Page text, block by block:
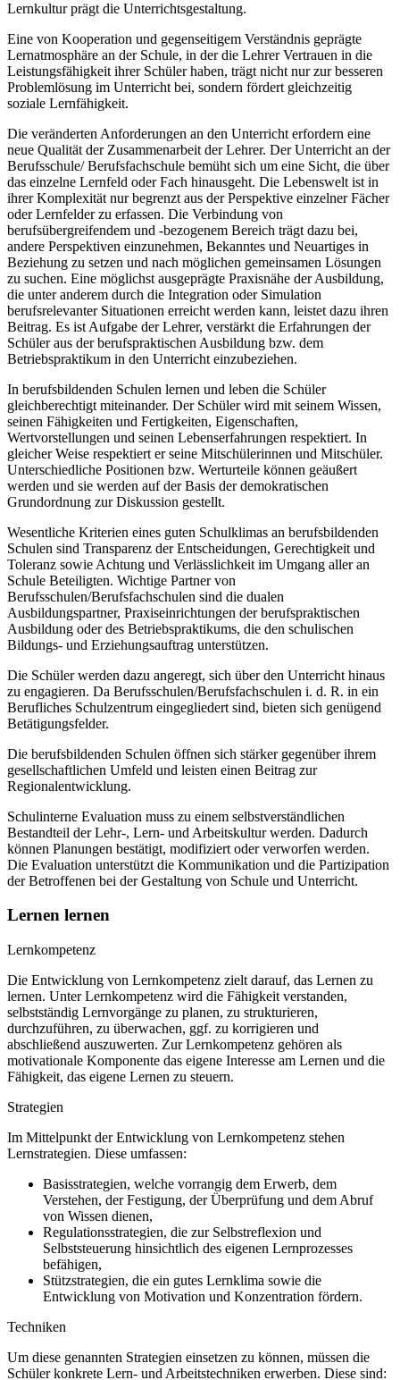
Lernkultur prägt die Unterrichtsgestaltung.
Eine von Kooperation und gegenseitigem Verständnis geprägte
Lernatmosphäre an der Schule, in der die Lehrer Vertrauen in die
Leistungsfähigkeit ihrer Schüler haben, trägt nicht nur zur besseren
Problemlösung im Unterricht bei, sondern fördert gleichzeitig
soziale Lernfähigkeit.
Die veränderten Anforderungen an den Unterricht erfordern eine
neue Qualität der Zusammenarbeit der Lehrer. Der Unterricht an der
Berufsschule/ Berufsfachschule bemüht sich um eine Sicht, die über
das einzelne Lernfeld oder Fach hinausgeht. Die Lebenswelt ist in
ihrer Komplexität nur begrenzt aus der Perspektive einzelner Fächer
oder Lernfelder zu erfassen. Die Verbindung von
berufsübergreifendem und -bezogenem Bereich trägt dazu bei,
andere Perspektiven einzunehmen, Bekanntes und Neuartiges in
Beziehung zu setzen und nach möglichen gemeinsamen Lösungen
zu suchen. Eine möglichst ausgeprägte Praxisnähe der Ausbildung,
die unter anderem durch die Integration oder Simulation
berufsrelevanter Situationen erreicht werden kann, leistet dazu ihren
Beitrag. Es ist Aufgabe der Lehrer, verstärkt die Erfahrungen der
Schüler aus der berufspraktischen Ausbildung bzw. dem
Betriebspraktikum in den Unterricht einzubeziehen.
In berufsbildenden Schulen lernen und leben die Schüler
gleichberechtigt miteinander. Der Schüler wird mit seinem Wissen,
seinen Fähigkeiten und Fertigkeiten, Eigenschaften,
Wertvorstellungen und seinen Lebenserfahrungen respektiert. In
gleicher Weise respektiert er seine Mitschülerinnen und Mitschüler.
Unterschiedliche Positionen bzw. Werturteile können geäußert
werden und sie werden auf der Basis der demokratischen
Grundordnung zur Diskussion gestellt.
Wesentliche Kriterien eines guten Schulklimas an berufsbildenden
Schulen sind Transparenz der Entscheidungen, Gerechtigkeit und
Toleranz sowie Achtung und Verlässlichkeit im Umgang aller an
Schule Beteiligten. Wichtige Partner von
Berufsschulen/Berufsfachschulen sind die dualen
Ausbildungspartner, Praxiseinrichtungen der berufspraktischen
Ausbildung oder des Betriebspraktikums, die den schulischen
Bildungs- und Erziehungsauftrag unterstützen.
Die Schüler werden dazu angeregt, sich über den Unterricht hinaus
zu engagieren. Da Berufsschulen/Berufsfachschulen i. d. R. in ein
Berufliches Schulzentrum eingegliedert sind, bieten sich genügend
Betätigungsfelder.
Die berufsbildenden Schulen öffnen sich stärker gegenüber ihrem
gesellschaftlichen Umfeld und leisten einen Beitrag zur
Regionalentwicklung.
Schulinterne Evaluation muss zu einem selbstverständlichen
Bestandteil der Lehr-, Lern- und Arbeitskultur werden. Dadurch
können Planungen bestätigt, modifiziert oder verworfen werden.
Die Evaluation unterstützt die Kommunikation und die Partizipation
der Betroffenen bei der Gestaltung von Schule und Unterricht.
Lernen lernen
Lernkompetenz
Die Entwicklung von Lernkompetenz zielt darauf, das Lernen zu
lernen. Unter Lernkompetenz wird die Fähigkeit verstanden,
selbstständig Lernvorgänge zu planen, zu strukturieren,
durchzuführen, zu überwachen, ggf. zu korrigieren und
abschließend auszuwerten. Zur Lernkompetenz gehören als
motivationale Komponente das eigene Interesse am Lernen und die
Fähigkeit, das eigene Lernen zu steuern.
Strategien
Im Mittelpunkt der Entwicklung von Lernkompetenz stehen
Lernstrategien. Diese umfassen:
Basisstrategien, welche vorrangig dem Erwerb, dem
Verstehen, der Festigung, der Überprüfung und dem Abruf
von Wissen dienen,
Regulationsstrategien, die zur Selbstreflexion und
Selbststeuerung hinsichtlich des eigenen Lernprozesses
befähigen,
Stützstrategien, die ein gutes Lernklima sowie die
Entwicklung von Motivation und Konzentration fördern.
Techniken
Um diese genannten Strategien einsetzen zu können, müssen die
Schüler konkrete Lern- und Arbeitstechniken erwerben. Diese sind: